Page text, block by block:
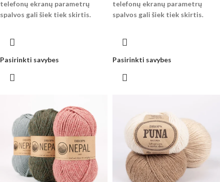
telefonų ekranų parametrų
spalvos gali šiek tiek skirtis.
Pasirinkti savybes
telefonų ekranų parametrų
spalvos gali šiek tiek skirtis.
Pasirinkti savybes